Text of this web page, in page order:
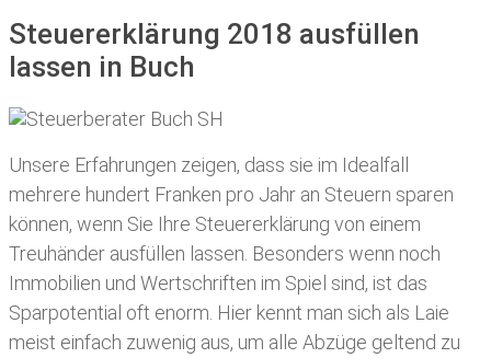
Steuererklärung 2018 ausfüllen
lassen in Buch
Unsere Erfahrungen zeigen, dass sie im Idealfall
mehrere hundert Franken pro Jahr an Steuern sparen
können, wenn Sie Ihre Steuererklärung von einem
Treuhänder ausfüllen lassen . Besonders wenn noch
Immobilien und Wertschriften im Spiel sind, ist das
Sparpotential oft enorm. Hier kennt man sich als Laie
meist einfach zuwenig aus, um alle Abzüge geltend zu